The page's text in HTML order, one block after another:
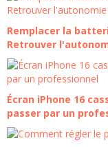
Remplacer la
Retrouver
Écran iPhone 16
passer par un